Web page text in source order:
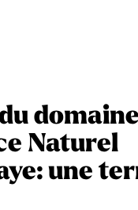
domaine
Naturel
une